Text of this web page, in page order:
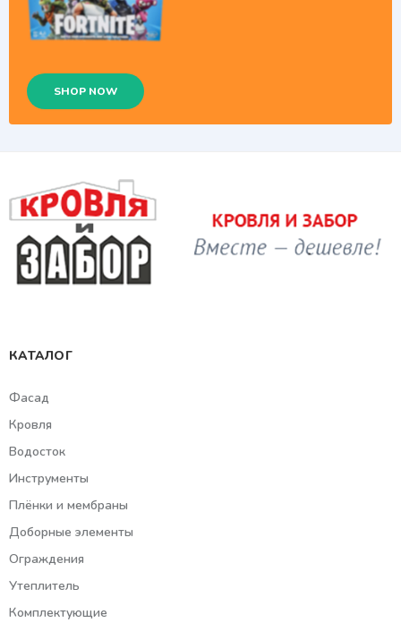
SHOP NOW
КАТАЛОГ
Фасад
Кровля
Водосток
Инструменты
Плёнки и мембраны
Доборные элементы
Ограждения
Утеплитель
Комплектующие